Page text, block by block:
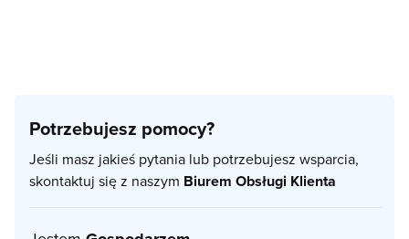
Potrzebujesz pomocy?
Jeśli masz jakieś pytania lub potrzebujesz wsparcia,
skontaktuj się z naszym Biurem Obsługi Klienta